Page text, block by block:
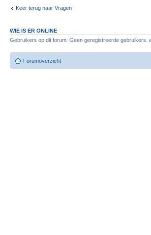
Keer terug naar Vragen
WIE IS ER ONLINE
Gebruikers op dit forum: Geen geregistreerde gebruikers.
Forumoverzicht